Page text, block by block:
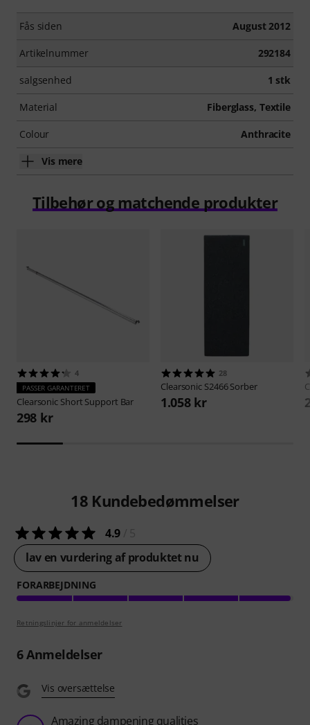
Fås siden August 2012
Artikelnummer 292184
salgsenhed 1 stk
Material Fiberglass, Textile
Colour Anthracite
Vis mere
Tilbehør og matchende produkter
4
PASSER GARANTERET
Clearsonic Short Support Bar
298 kr
28
Clearsonic S2466 Sorber
1.058 kr
18 Kundebedømmelser
4.9
lav en vurdering af produktet nu
FORARBEJDNING
Retningslinjer for anmeldelser
6Anmeldelser
Vis oversættelse
Amazing dampening qualities